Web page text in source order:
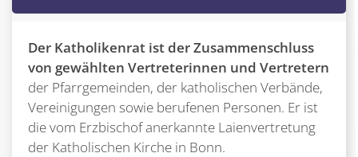
Der Katholikenrat ist der Zusammenschluss
von gewählten Vertreterinnen und Vertretern
der Pfarrgemeinden, der katholischen Verbände,
Vereinigungen sowie berufenen Personen. Er ist
die vom Erzbischof anerkannte Laienvertretung
der Katholischen Kirche in Bonn.